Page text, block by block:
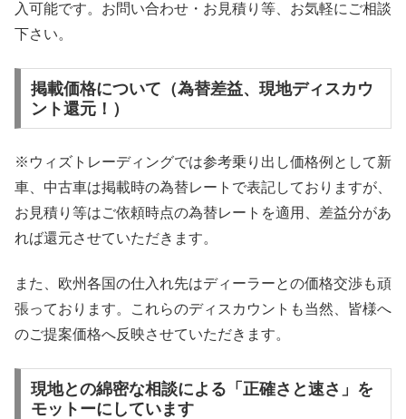
入可能です。お問い合わせ・お見積り等、お気軽にご相談
下さい。
掲載価格について（為替差益、現地ディスカウ
ント還元！）
※ウィズトレーディングでは参考乗り出し価格例として新
車、中古車は掲載時の為替レートで表記しておりますが、
お見積り等はご依頼時点の為替レートを適用、差益分があ
れば還元させていただきます。
また、欧州各国の仕入れ先はディーラーとの価格交渉も頑
張っております。これらのディスカウントも当然、皆様へ
のご提案価格へ反映させていただきます。
現地との綿密な相談による「正確さと速さ」を
モットーにしています